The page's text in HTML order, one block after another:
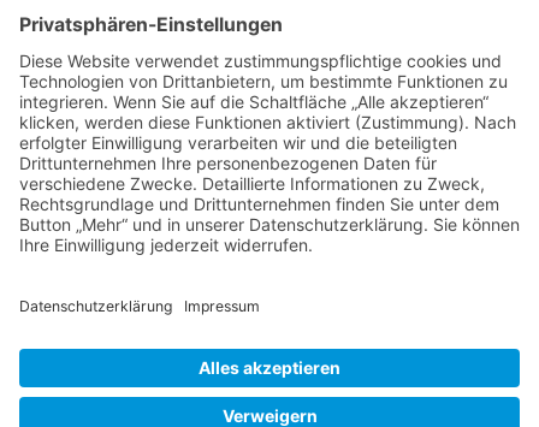
meint zu den kleinen Blümchen gewandt:
„Hallo, schön dass Ihr auch
… 10
Der
verliebte
Haselbusch
Liebe Leser! Ihr könnt euch per E-Mail
informieren lassen, wenn neue Artikel auf
Wurzerlsgarten erscheinen.Folgt dafür
einfach diesem Linkund gebt dort eure E-
Mailadresse ein.
10. März 2021